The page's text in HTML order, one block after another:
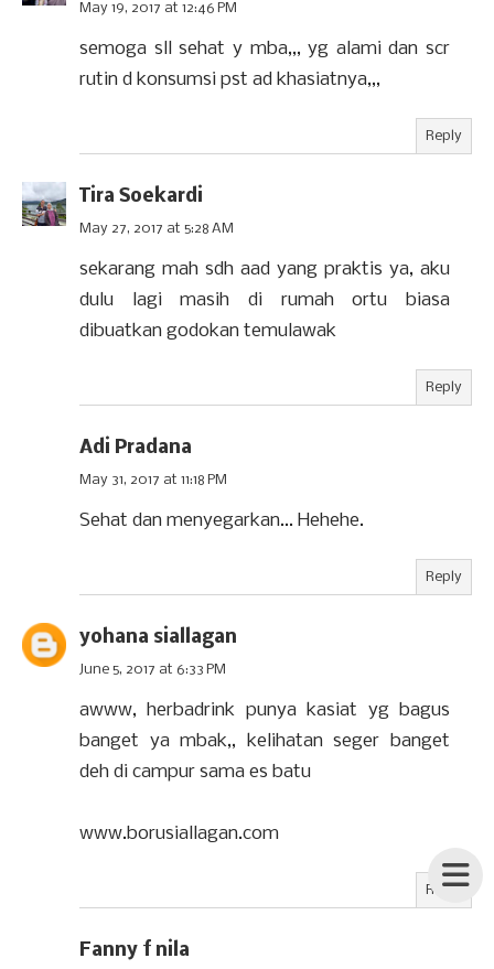
May 19, 2017 at 12:46 PM
semoga sll sehat y mba,,, yg alami dan scr
rutin d konsumsi pst ad khasiatnya,,,
Reply
Tira Soekardi
May 27, 2017 at 5:28 AM
sekarang mah sdh aad yang praktis ya, aku
dulu lagi masih di rumah ortu biasa
dibuatkan godokan temulawak
Reply
Adi Pradana
May 31, 2017 at 11:18 PM
Sehat dan menyegarkan... Hehehe.
Reply
yohana siallagan
June 5, 2017 at 6:33 PM
awww, herbadrink punya kasiat yg bagus
banget ya mbak,, kelihatan seger banget
deh di campur sama es batu
www.borusiallagan.com
Reply
Fanny f nila